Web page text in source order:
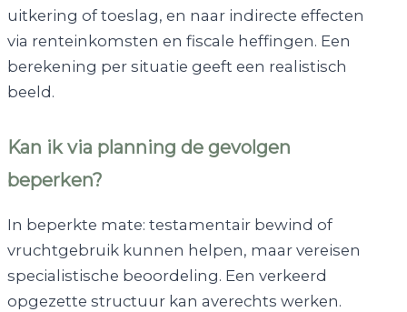
uitkering of toeslag, en naar indirecte effecten
via renteinkomsten en fiscale heffingen. Een
berekening per situatie geeft een realistisch
beeld.
Kan ik via planning de gevolgen
beperken?
In beperkte mate: testamentair bewind of
vruchtgebruik kunnen helpen, maar vereisen
specialistische beoordeling. Een verkeerd
opgezette structuur kan averechts werken.